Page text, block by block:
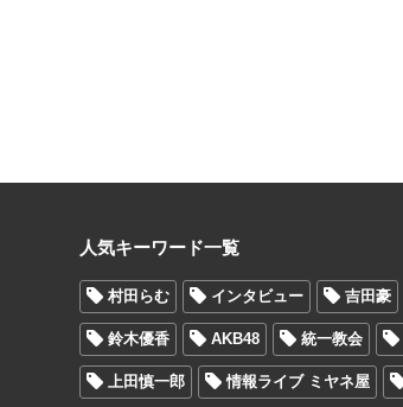
人気キーワード一覧
村田らむ インタビュー 吉田豪
鈴木優香 AKB48 統一教会
上田慎一郎 情報ライブ ミヤネ屋